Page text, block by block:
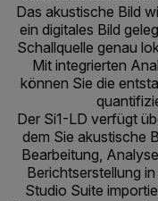
Das akustische Bild
ein digitales Bild
Schallquelle genau
Mit integrierten
können Sie die
Der Si1-LD verfügt
dem Sie akustische
Bearbeitung,
Berichtserstellung
Studio Suite